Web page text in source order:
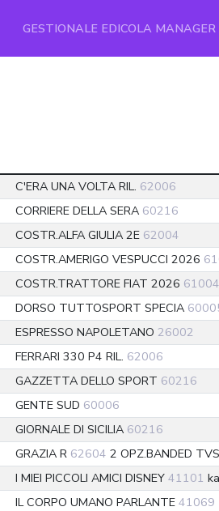
GESTIONALE EDICOLA MANAGER
C'ERA UNA VOLTA RIL. 62006
CORRIERE DELLA SERA 60216
COSTR.ALFA GIULIA 2E 62004
COSTR.AMERIGO VESPUCCI 2026
COSTR.TRATTORE FIAT 2026 61004
DORSO TUTTOSPORT SPECIA
ESPRESSO NAPOLETANO 26002
FERRARI 330 P4 RIL. 62006
GAZZETTA DELLO SPORT 60216
GENTE SUD 60006
GIORNALE DI SICILIA 60216
GRAZIA R 62604 2 OPZ.BANDED
I MIEI PICCOLI AMICI DISNEY 41101
IL CORPO UMANO PARLANTE 41069